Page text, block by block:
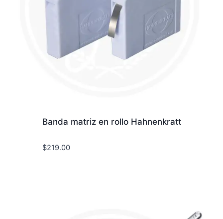
Banda matriz en rollo Hahnenkratt
$219.00